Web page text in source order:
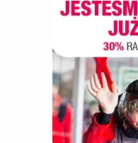
warsztaty
wesele z noclegiem
wędkowanie
wioski indiańskie
zoo, ogrody